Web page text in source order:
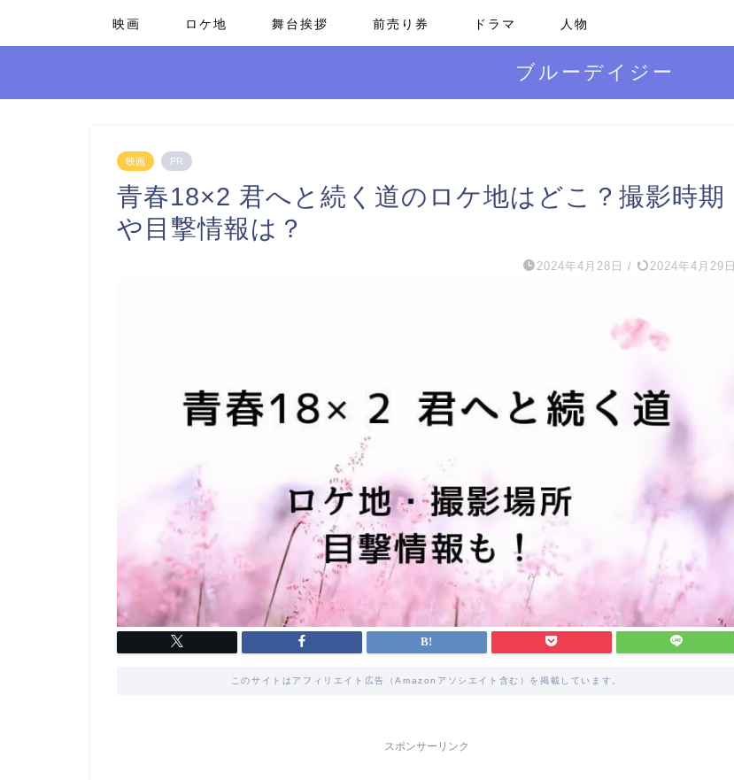
映画 ロケ地 舞台挨拶 前売り券 ドラマ 人物
ブルーデイジー
映画 PR
青春18×2 君へと続く道のロケ地はどこ？撮影時期
や目撃情報は？
2024年4月28日 / 2024年4月29日
このサイトはアフィリエイト広告（Amazonアソシエイト含む）を掲載しています。
スポンサーリンク